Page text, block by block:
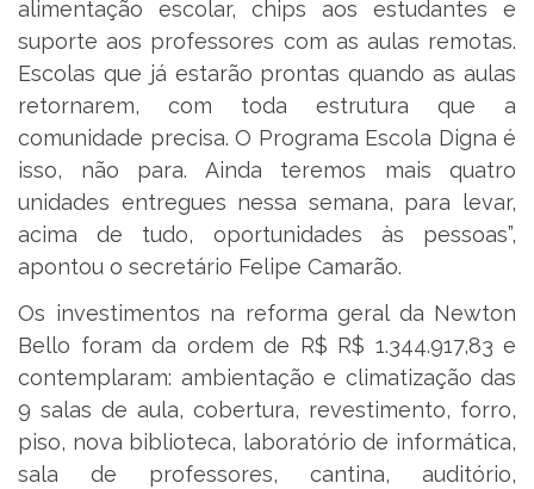
alimentação escolar, chips aos estudantes e
suporte aos professores com as aulas remotas.
Escolas que já estarão prontas quando as aulas
retornarem, com toda estrutura que a
comunidade precisa. O Programa Escola Digna é
isso, não para. Ainda teremos mais quatro
unidades entregues nessa semana, para levar,
acima de tudo, oportunidades às pessoas”,
apontou o secretário Felipe Camarão.
Os investimentos na reforma geral da Newton
Bello foram da ordem de R$ R$ 1.344.917,83 e
contemplaram: ambientação e climatização das
9 salas de aula, cobertura, revestimento, forro,
piso, nova biblioteca, laboratório de informática,
sala de professores, cantina, auditório,